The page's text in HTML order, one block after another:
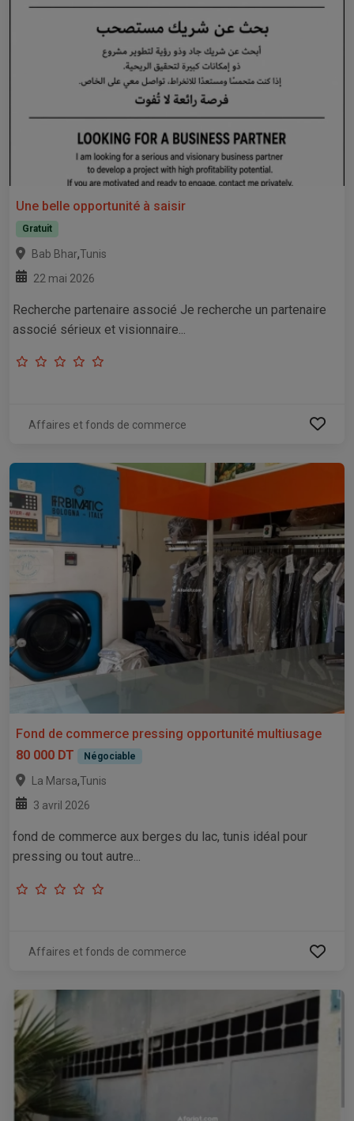
Une belle opportunité à saisir
Gratuit
Bab Bhar,Tunis
22 mai 2026
Recherche partenaire associé Je recherche un partenaire
associé sérieux et visionnaire...
Affaires et fonds de commerce
Fond de commerce pressing opportunité multiusage
80 000 DT
Négociable
La Marsa,Tunis
3 avril 2026
fond de commerce aux berges du lac, tunis idéal pour
pressing ou tout autre...
Affaires et fonds de commerce